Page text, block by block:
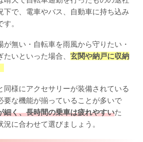
下で、電車やバス、自動車に持ち込み
。
が無い・自転車を雨風から守りたい・
いといった場合、 玄関や納戸に収納
同様にアクセサリーが装備されている
要な機能が揃っていることが多いで
細く、長時間の乗車は疲れやすいた
に合わせて選びましょう。